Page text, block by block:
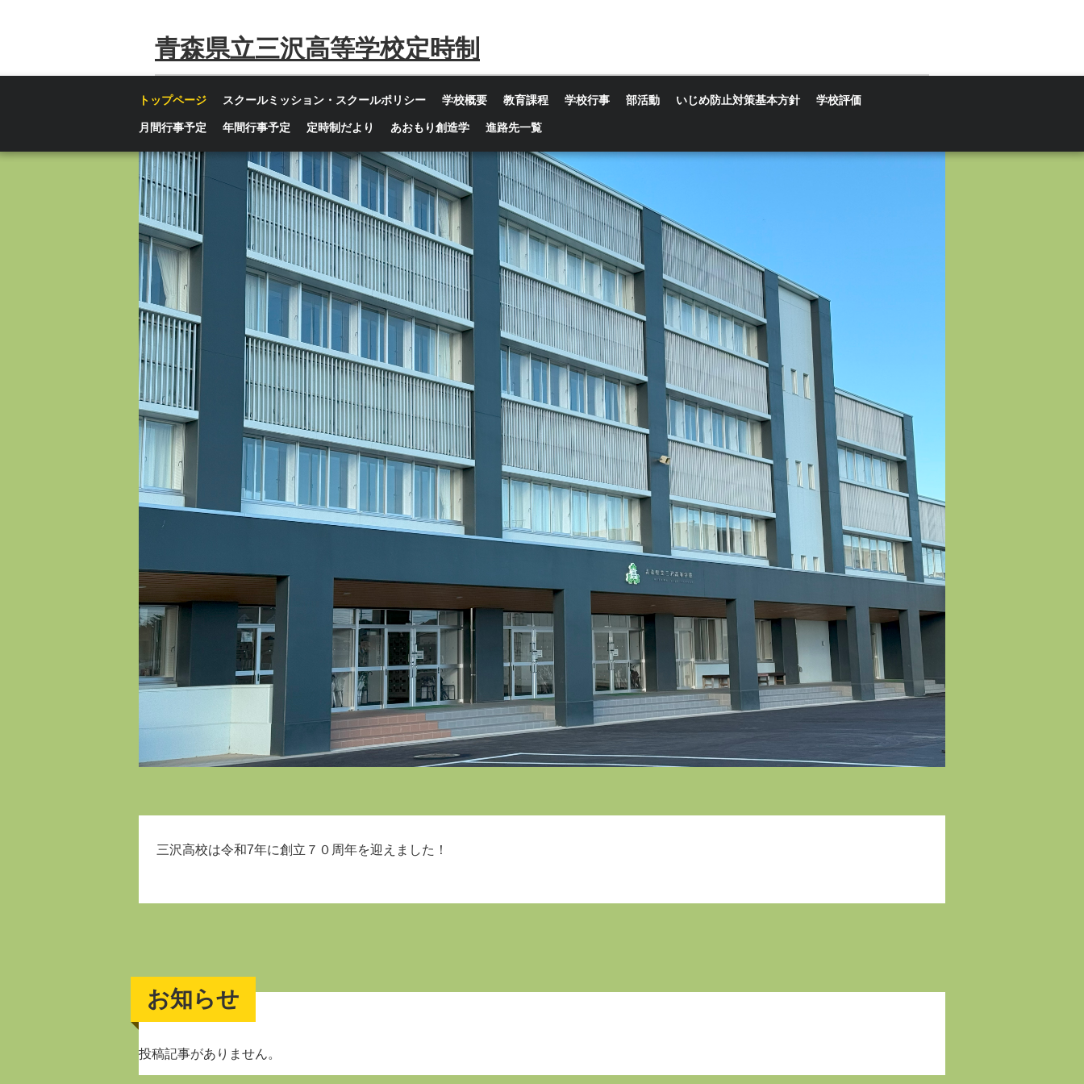
青森県立三沢高等学校定時制
トップページ スクールミッション・スクールポリシー 学校概要 教育課程 学校行事 部活動 いじめ防止対策基本方針 学校評価
月間行事予定 年間行事予定 定時制だより あおもり創造学 進路先一覧
三沢高校は令和7年に創立７０周年を迎えました！
お知らせ
投稿記事がありません。